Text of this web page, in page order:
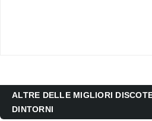
ALTRE DELLE MIGLIORI
DINTORNI